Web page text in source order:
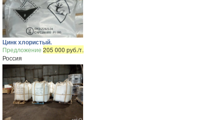
Цинк хлористый.
Предложение 205 000 руб./т.
Россия